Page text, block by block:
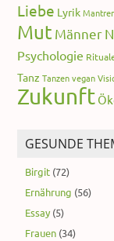
Liebe Lyrik
Mut Männer
Psychologie
Tanz Tanzen vegan
Zukunft
GESUNDE
Birgit (72)
Ernährung (56)
Essay (5)
Frauen (34)